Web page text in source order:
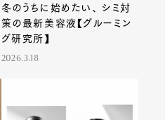
冬のうちに始めたい、 シミ対
策の最新美容液【グルーミン
グ研究所】
2026.3.18